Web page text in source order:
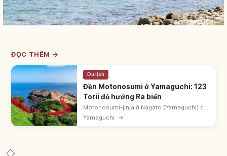
ĐỌC THÊM →
Du lịch
Đền Motonosumi ở Yamaguchi: 123
Torii đỏ hướng Ra biển
Motonosumi-jinja ở Nagato (Yamaguchi) có
123 cổng torii đỏ nối dài ra biển Nhật Bản.
Hòm công đức đặt trên cổng cao. Có 'Ryugu
Yamaguchi →